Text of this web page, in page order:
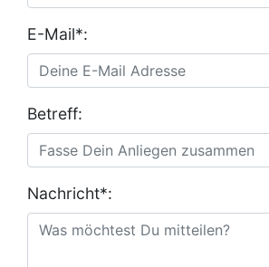
E-Mail*:
Betreff:
Nachricht*: